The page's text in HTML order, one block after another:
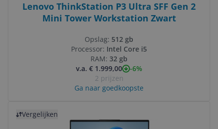
Lenovo ThinkStation P3 Ultra SFF Gen 2
Mini Tower Workstation Zwart
Opslag: 512 gb
Processor: Intel Core i5
RAM: 32 gb
v.a. € 1.999,00
-6%
2 prijzen
Ga naar goedkoopste
Vergelijken